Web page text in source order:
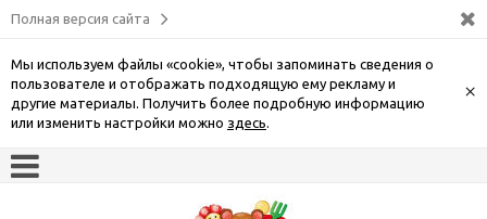
Полная версия сайта
Мы используем файлы «cookie», чтобы запоминать сведения о
пользователе и отображать подходящую ему рекламу и
другие материалы. Получить более подробную информацию
или изменить настройки можно здесь.
×